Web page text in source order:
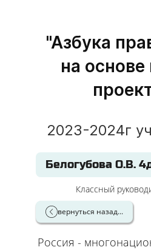
"Азбука
на
2023-2024г
Белогубова О.В.
Классный
вернуться назад...
Россия -